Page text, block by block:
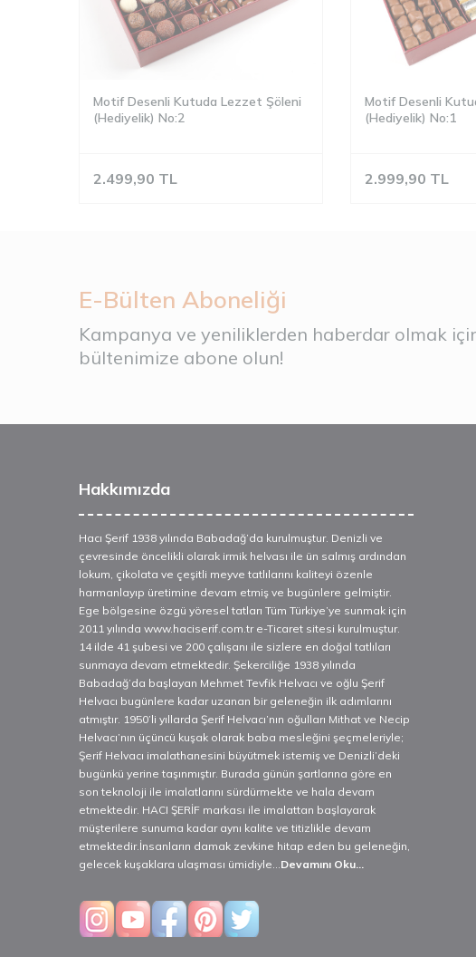
Motif Desenli Kutuda Lezzet Şöleni
(Hediyelik) No:2
2.499,90 TL
Motif Desenli
(Hediyelik) No:1
2.999,90 TL
E-Bülten Aboneliği
Kampanya ve yeniliklerden haberdar olmak
bültenimize abone olun!
Hakkımızda
Hacı Şerif 1938 yılında Babadağ’da kurulmuştur. Denizli ve
çevresinde öncelikli olarak irmik helvası ile ün salmış ardından
lokum, çikolata ve çeşitli meyve tatlılarını kaliteyi özenle
harmanlayıp üretimine devam etmiş ve bugünlere gelmiştir.
Ege bölgesine özgü yöresel tatları Tüm Türkiye’ye sunmak için
2011 yılında www.haciserif.com.tr e-Ticaret sitesi kurulmuştur.
14 ilde 41 şubesi ve 200 çalışanı ile sizlere en doğal tatlıları
sunmaya devam etmektedir. Şekerciliğe 1938 yılında
Babadağ’da başlayan Mehmet Tevfik Helvacı ve oğlu Şerif
Helvacı bugünlere kadar uzanan bir geleneğin ilk adımlarını
atmıştır. 1950’li yıllarda Şerif Helvacı’nın oğulları Mithat ve Necip
Helvacı’nın üçüncü kuşak olarak baba mesleğini şeçmeleriyle;
Şerif Helvacı imalathanesini büyütmek istemiş ve Denizli’deki
bugünkü yerine taşınmıştır. Burada günün şartlarına göre en
son teknoloji ile imalatlarını sürdürmekte ve hala devam
etmektedir. HACI ŞERİF markası ile imalattan başlayarak
müşterilere sunuma kadar aynı kalite ve titizlikle devam
etmektedir.İnsanların damak zevkine hitap eden bu geleneğin,
gelecek kuşaklara ulaşması ümidiyle...Devamını Oku...